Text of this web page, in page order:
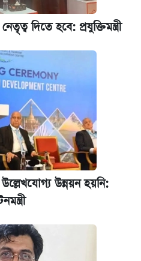
(৬ আগস্ট)
দিতে হবে: প্রযুক্তিমন্ত্রী
উন্নয়ন হয়নি: